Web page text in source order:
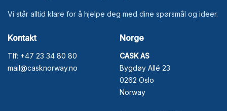
Vi står alltid klare for å hjelpe deg med dine spørsmål og ideer.
Kontakt
Tlf: +47 23 34 80 80
mail@casknorway.no
Norge
CASK AS
Bygdøy Allé 23
0262 Oslo
Norway